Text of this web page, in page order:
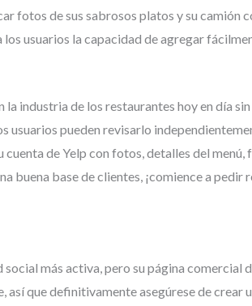
fotos de sus sabrosos platos y su camión
los usuarios la capacidad de agregar
la industria de los restaurantes hoy en día
usuarios pueden revisarlo
de Yelp con fotos, detalles del
buena base de clientes, ¡comience a pedir
social más activa, pero su página comercial
así que definitivamente asegúrese de